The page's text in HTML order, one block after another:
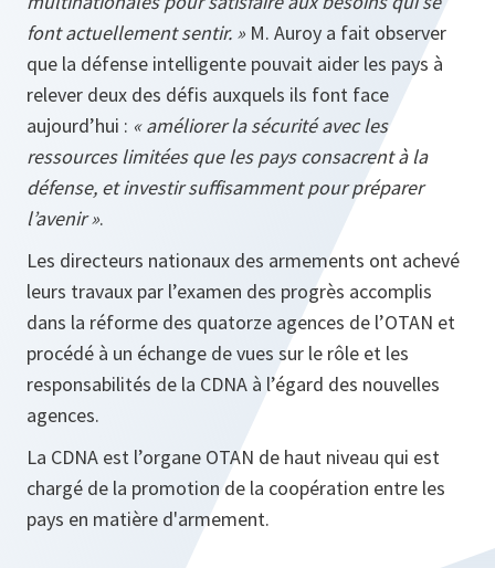
font actuellement sentir. » M. Auroy a fait observer
que la défense intelligente pouvait aider les pays à
relever deux des défis auxquels ils font face
aujourd’hui : « améliorer la sécurité avec les
ressources limitées que les pays consacrent à la
défense, et investir suffisamment pour préparer
l’avenir ».
Les directeurs nationaux des armements ont achevé
leurs travaux par l’examen des progrès accomplis
dans la réforme des quatorze agences de l’OTAN et
procédé à un échange de vues sur le rôle et les
responsabilités de la CDNA à l’égard des nouvelles
agences.
La CDNA est l’organe OTAN de haut niveau qui est
chargé de la promotion de la coopération entre les
pays en matière d'armement.